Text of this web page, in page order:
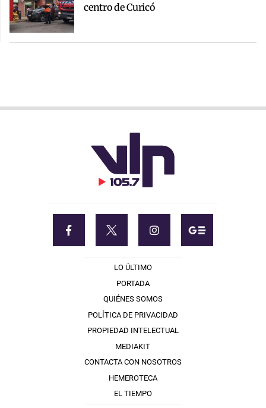
centro de Curicó
LO ÚLTIMO
PORTADA
QUIÉNES SOMOS
POLÍTICA DE PRIVACIDAD
PROPIEDAD INTELECTUAL
MEDIAKIT
CONTACTA CON NOSOTROS
HEMEROTECA
EL TIEMPO